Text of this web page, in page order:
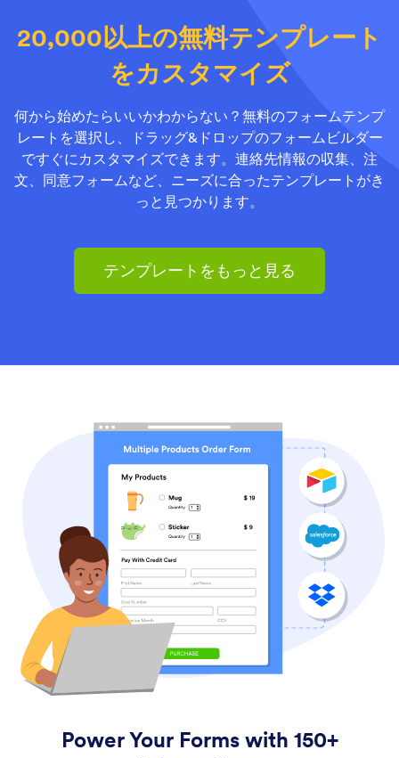
20,000以上の無料テンプレート
をカスタマイズ
何から始めたらいいかわからない？無料のフォームテンプ
レートを選択し、ドラッグ&ドロップのフォームビルダー
ですぐにカスタマイズできます。連絡先情報の収集、注
文、同意フォームなど、ニーズに合ったテンプレートがき
っと見つかります。
テンプレートをもっと見る
Power Your Forms with 150+